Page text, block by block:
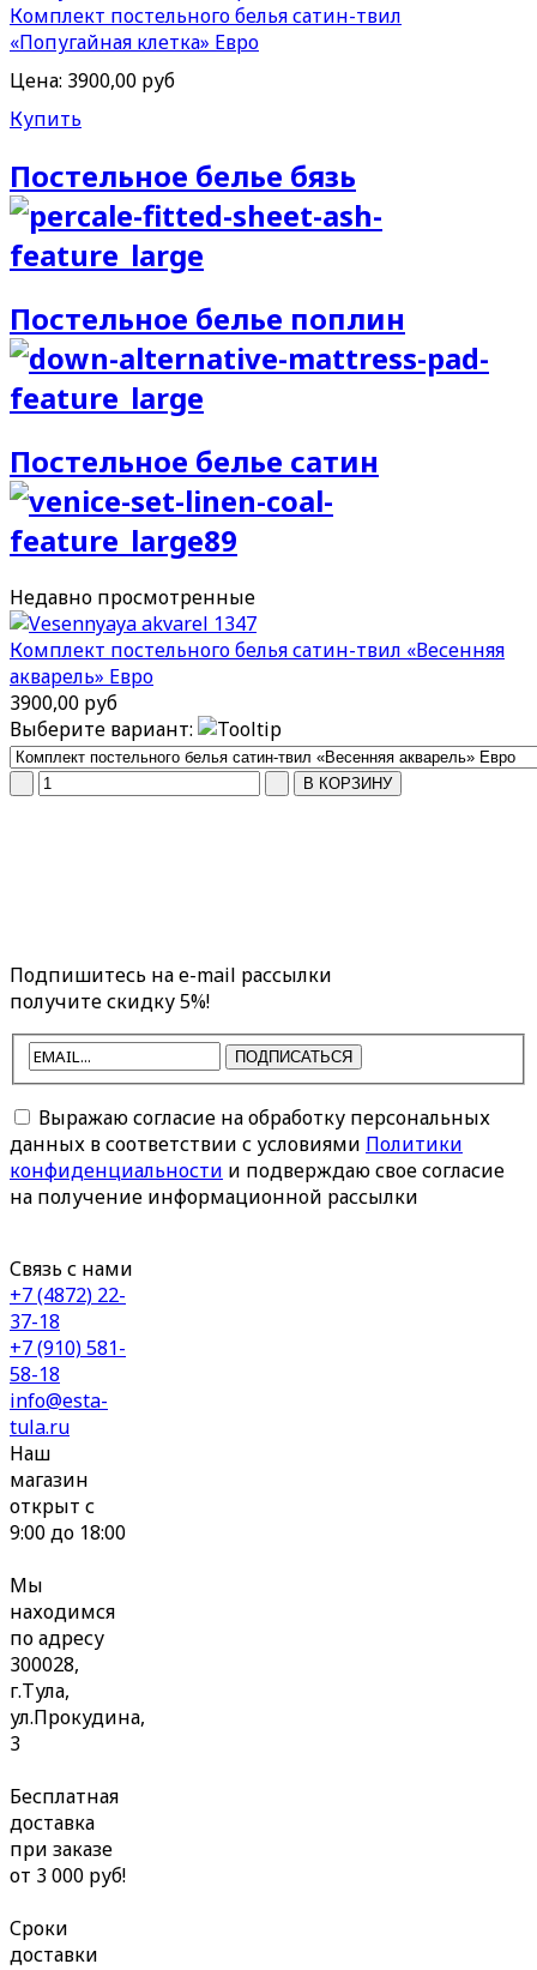
Комплект постельного белья сатин-твил
«Попугайная клетка» Евро
Цена: 3900,00 руб
Купить
Постельное белье бязь
Постельное белье поплин
Постельное белье сатин
Недавно просмотренные
Комплект постельного белья сатин-твил «Весенняя
акварель» Евро
3900,00 руб
Выберите вариант:
Подпишитесь на e-mail рассылки
получите скидку 5%!
ПОДПИСАТЬСЯ
Выражаю согласие на обработку персональных
данных в соответствии с условиями Политики
конфиденциальности и подверждаю свое согласие
на получение информационной рассылки
Связь с нами
+7 (4872) 22-
37-18
+7 (910) 581-
58-18
info@esta-
tula.ru
Наш
магазин
открыт с
9:00 до 18:00
Мы
находимся
по адресу
300028,
г.Тула,
ул.Прокудина,
3
Бесплатная
доставка
при заказе
от 3 000 руб!
Сроки
доставки